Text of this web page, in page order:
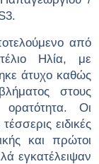
από
Ηλία, με
άτυχο καθώς
στους
ορατότητα. Οι
ειδικές
και πρώτοι
εγκατέλειψαν